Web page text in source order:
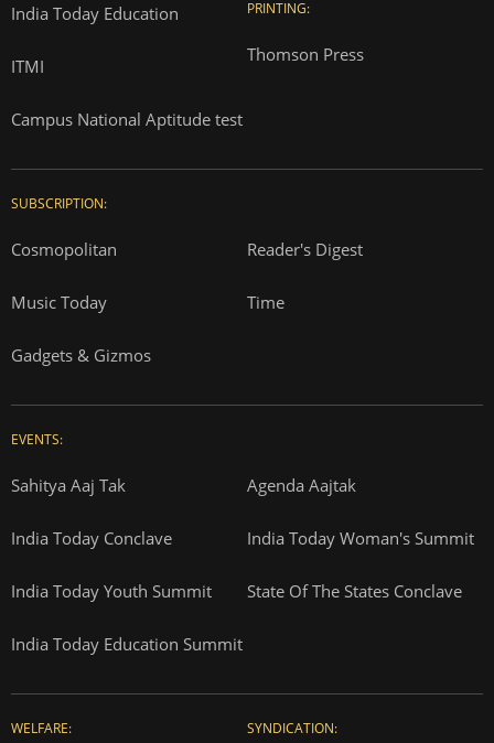
India Today Education
ITMI
Campus National Aptitude test
PRINTING:
Thomson Press
SUBSCRIPTION:
Cosmopolitan Reader's Digest
Music Today Time
Gadgets & Gizmos
EVENTS:
Sahitya Aaj Tak Agenda Aajtak
India Today Conclave India Today Woman's Summit
India Today Youth Summit State Of The States Conclave
India Today Education Summit
WELFARE: SYNDICATION: